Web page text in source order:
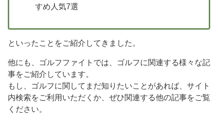
すめ人気7選
といったことをご紹介してきました。
他にも、ゴルフファイトでは、ゴルフに関連する様々な記
事をご紹介しています。
もし、ゴルフに関してまだ知りたいことがあれば、サイト
内検索をご利用いただくか、ぜひ関連する他の記事をご覧
ください。